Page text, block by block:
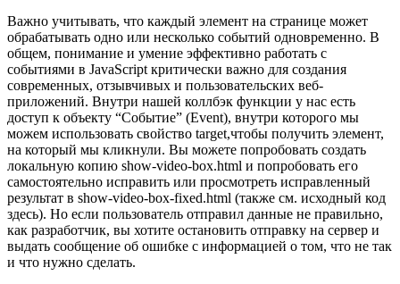
Важно учитывать, что каждый элемент на странице может
обрабатывать одно или несколько событий одновременно. В
общем, понимание и умение эффективно работать с
событиями в JavaScript критически важно для создания
современных, отзывчивых и пользовательских веб-
приложений. Внутри нашей коллбэк функции у нас есть
доступ к объекту “Событие” (Event), внутри которого мы
можем использовать свойство target,чтобы получить элемент,
на который мы кликнули. Вы можете попробовать создать
локальную копию show-video-box.html и попробовать его
самостоятельно исправить или просмотреть исправленный
результат в show-video-box-fixed.html (также см. исходный код
здесь). Но если пользователь отправил данные не правильно,
как разработчик, вы хотите остановить отправку на сервер и
выдать сообщение об ошибке с информацией о том, что не так
и что нужно сделать.